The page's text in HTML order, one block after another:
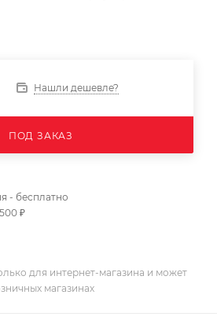
Нашли дешевле?
ПОД ЗАКАЗ
- бесплатно
₽
для интернет-магазина и может
магазинах